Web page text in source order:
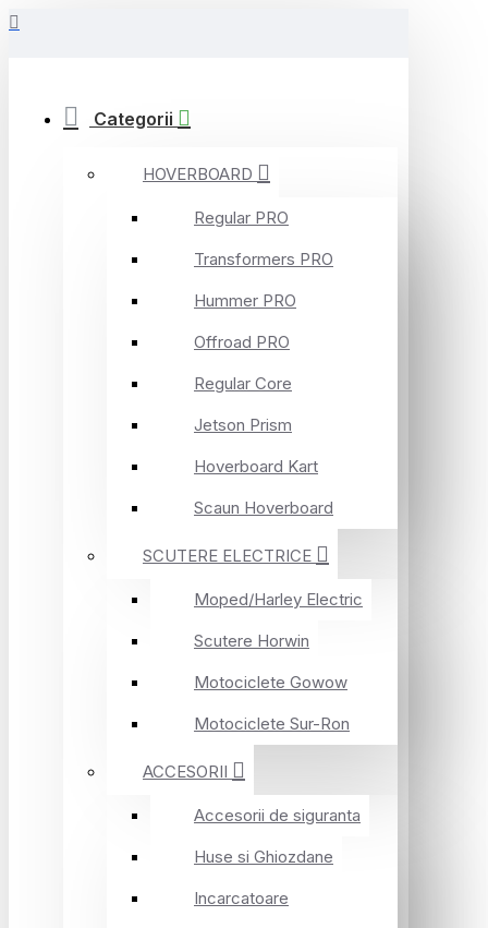
Categorii
HOVERBOARD
Regular PRO
Transformers PRO
Hummer PRO
Offroad PRO
Regular Core
Jetson Prism
Hoverboard Kart
Scaun Hoverboard
SCUTERE ELECTRICE
Moped/Harley Electric
Scutere Horwin
Motociclete Gowow
Motociclete Sur-Ron
ACCESORII
Accesorii de siguranta
Huse si Ghiozdane
Incarcatoare